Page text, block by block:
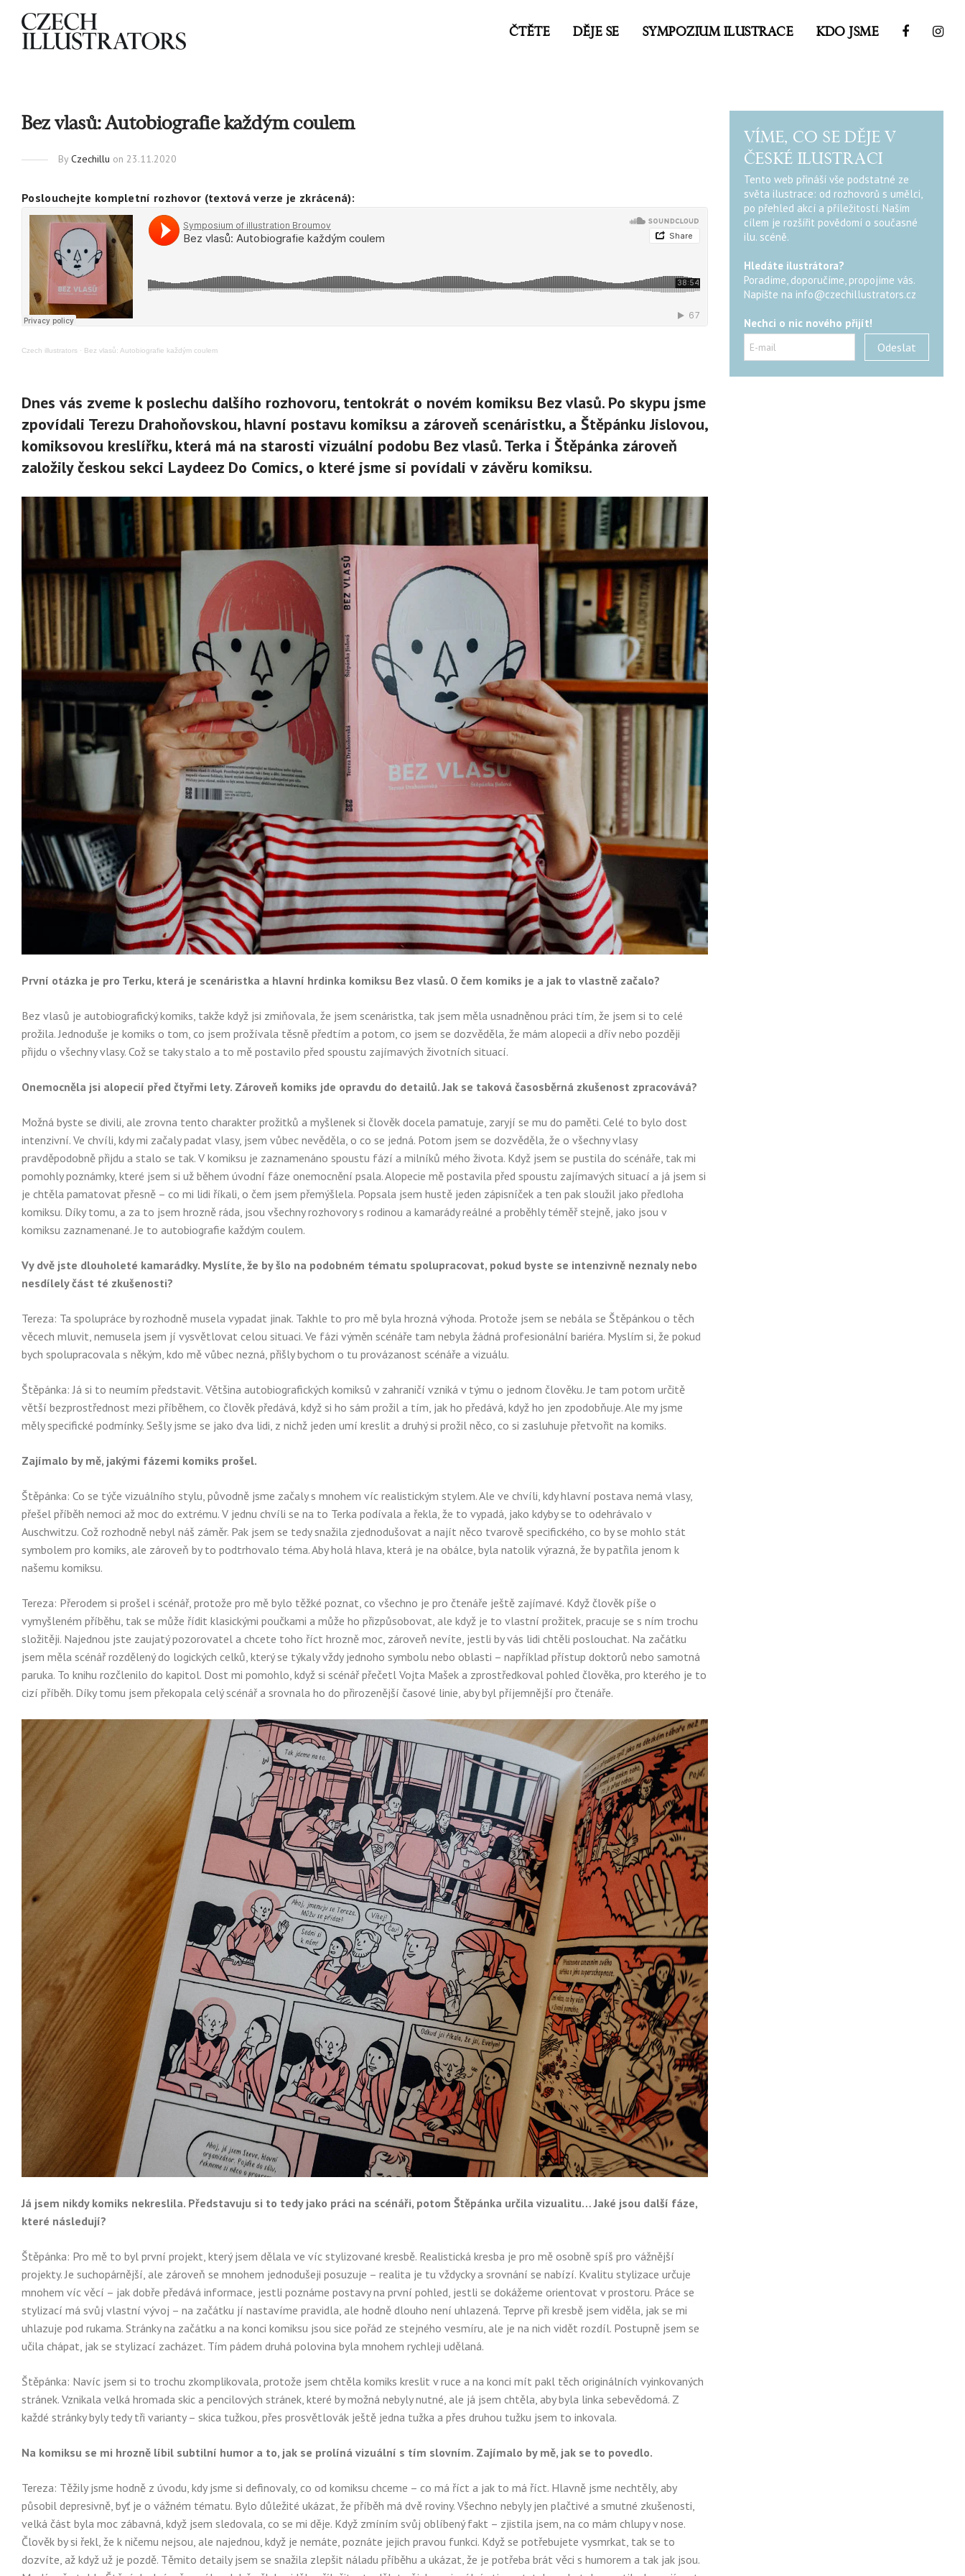
ČTĚTE DĚJE SE SYMPOZIUM ILUSTRACE KDO JSME
Bez vlasů: Autobiografie každým coulem
By Czechillu on 23.11.2020
Poslouchejte kompletní rozhovor (textová verze je zkrácená):
Czech illustrators · Bez vlasů: Autobiografie každým coulem
Dnes vás zveme k poslechu dalšího rozhovoru, tentokrát o novém komiksu Bez vlasů. Po skypu jsme
zpovídali Terezu Drahoňovskou, hlavní postavu komiksu a zároveň scenáristku, a Štěpánku Jislovou,
komiksovou kreslířku, která má na starosti vizuální podobu Bez vlasů. Terka i Štěpánka zároveň
založily českou sekci Laydeez Do Comics, o které jsme si povídali v závěru komiksu.
První otázka je pro Terku, která je scenáristka a hlavní hrdinka komiksu Bez vlasů. O čem komiks je a jak to vlastně začalo?
Bez vlasů je autobiografický komiks, takže když jsi zmiňovala, že jsem scenáristka, tak jsem měla usnadněnou práci tím, že jsem si to celé
prožila. Jednoduše je komiks o tom, co jsem prožívala těsně předtím a potom, co jsem se dozvěděla, že mám alopecii a dřív nebo později
přijdu o všechny vlasy. Což se taky stalo a to mě postavilo před spoustu zajímavých životních situací.
Onemocněla jsi alopecií před čtyřmi lety. Zároveň komiks jde opravdu do detailů. Jak se taková časosběrná zkušenost zpracovává?
Možná byste se divili, ale zrovna tento charakter prožitků a myšlenek si člověk docela pamatuje, zaryjí se mu do paměti. Celé to bylo dost
intenzivní. Ve chvíli, kdy mi začaly padat vlasy, jsem vůbec nevěděla, o co se jedná. Potom jsem se dozvěděla, že o všechny vlasy
pravděpodobně přijdu a stalo se tak. V komiksu je zaznamenáno spoustu fází a milníků mého života. Když jsem se pustila do scénáře, tak mi
pomohly poznámky, které jsem si už během úvodní fáze onemocnění psala. Alopecie mě postavila před spoustu zajímavých situací a já jsem si
je chtěla pamatovat přesně – co mi lidi říkali, o čem jsem přemýšlela. Popsala jsem hustě jeden zápisníček a ten pak sloužil jako předloha
komiksu. Díky tomu, a za to jsem hrozně ráda, jsou všechny rozhovory s rodinou a kamarády reálné a proběhly téměř stejně, jako jsou v
komiksu zaznamenané. Je to autobiografie každým coulem.
Vy dvě jste dlouholeté kamarádky. Myslíte, že by šlo na podobném tématu spolupracovat, pokud byste se intenzivně neznaly nebo
nesdílely část té zkušenosti?
Tereza: Ta spolupráce by rozhodně musela vypadat jinak. Takhle to pro mě byla hrozná výhoda. Protože jsem se nebála se Štěpánkou o těch
věcech mluvit, nemusela jsem jí vysvětlovat celou situaci. Ve fázi výměn scénáře tam nebyla žádná profesionální bariéra. Myslím si, že pokud
bych spolupracovala s někým, kdo mě vůbec nezná, přišly bychom o tu provázanost scénáře a vizuálu.
Štěpánka: Já si to neumím představit. Většina autobiografických komiksů v zahraničí vzniká v týmu o jednom člověku. Je tam potom určitě
větší bezprostřednost mezi příběhem, co člověk předává, když si ho sám prožil a tím, jak ho předává, když ho jen zpodobňuje. Ale my jsme
měly specifické podmínky. Sešly jsme se jako dva lidi, z nichž jeden umí kreslit a druhý si prožil něco, co si zasluhuje přetvořit na komiks.
Zajímalo by mě, jakými fázemi komiks prošel.
Štěpánka: Co se týče vizuálního stylu, původně jsme začaly s mnohem víc realistickým stylem. Ale ve chvíli, kdy hlavní postava nemá vlasy,
přešel příběh nemoci až moc do extrému. V jednu chvíli se na to Terka podívala a řekla, že to vypadá, jako kdyby se to odehrávalo v
Auschwitzu. Což rozhodně nebyl náš záměr. Pak jsem se tedy snažila zjednodušovat a najít něco tvarově specifického, co by se mohlo stát
symbolem pro komiks, ale zároveň by to podtrhovalo téma. Aby holá hlava, která je na obálce, byla natolik výrazná, že by patřila jenom k
našemu komiksu.
Tereza: Přerodem si prošel i scénář, protože pro mě bylo těžké poznat, co všechno je pro čtenáře ještě zajímavé. Když člověk píše o
vymyšleném příběhu, tak se může řídit klasickými poučkami a může ho přizpůsobovat, ale když je to vlastní prožitek, pracuje se s ním trochu
složitěji. Najednou jste zaujatý pozorovatel a chcete toho říct hrozně moc, zároveň nevíte, jestli by vás lidi chtěli poslouchat. Na začátku
jsem měla scénář rozdělený do logických celků, který se týkaly vždy jednoho symbolu nebo oblasti – například přístup doktorů nebo samotná
paruka. To knihu rozčlenilo do kapitol. Dost mi pomohlo, když si scénář přečetl Vojta Mašek a zprostředkoval pohled člověka, pro kterého je to
cizí příběh. Díky tomu jsem překopala celý scénář a srovnala ho do přirozenější časové linie, aby byl příjemnější pro čtenáře.
Já jsem nikdy komiks nekreslila. Představuju si to tedy jako práci na scénáři, potom Štěpánka určila vizualitu… Jaké jsou další fáze,
které následují?
Štěpánka: Pro mě to byl první projekt, který jsem dělala ve víc stylizované kresbě. Realistická kresba je pro mě osobně spíš pro vážnější
projekty. Je suchopárnější, ale zároveň se mnohem jednodušeji posuzuje – realita je tu vždycky a srovnání se nabízí. Kvalitu stylizace určuje
mnohem víc věcí – jak dobře předává informace, jestli poznáme postavy na první pohled, jestli se dokážeme orientovat v prostoru. Práce se
stylizací má svůj vlastní vývoj – na začátku jí nastavíme pravidla, ale hodně dlouho není uhlazená. Teprve při kresbě jsem viděla, jak se mi
uhlazuje pod rukama. Stránky na začátku a na konci komiksu jsou sice pořád ze stejného vesmíru, ale je na nich vidět rozdíl. Postupně jsem se
učila chápat, jak se stylizací zacházet. Tím pádem druhá polovina byla mnohem rychleji udělaná.
Štěpánka: Navíc jsem si to trochu zkomplikovala, protože jsem chtěla komiks kreslit v ruce a na konci mít pakl těch originálních vyinkovaných
stránek. Vznikala velká hromada skic a pencilových stránek, které by možná nebyly nutné, ale já jsem chtěla, aby byla linka sebevědomá. Z
každé stránky byly tedy tři varianty – skica tužkou, přes prosvětlovák ještě jedna tužka a přes druhou tužku jsem to inkovala.
Na komiksu se mi hrozně líbil subtilní humor a to, jak se prolíná vizuální s tím slovním. Zajímalo by mě, jak se to povedlo.
Tereza: Těžily jsme hodně z úvodu, kdy jsme si definovaly, co od komiksu chceme – co má říct a jak to má říct. Hlavně jsme nechtěly, aby
působil depresivně, byť je o vážném tématu. Bylo důležité ukázat, že příběh má dvě roviny. Všechno nebyly jen plačtivé a smutné zkušenosti,
velká část byla moc zábavná, když jsem sledovala, co se mi děje. Když zmíním svůj oblíbený fakt – zjistila jsem, na co mám chlupy v nose.
Člověk by si řekl, že k ničemu nejsou, ale najednou, když je nemáte, poznáte jejich pravou funkci. Když se potřebujete vysmrkat, tak se to
dozvíte, až když už je pozdě. Těmito detaily jsem se snažila zlepšit náladu příběhu a ukázat, že je potřeba brát věci s humorem a tak jak jsou.
VÍME, CO SE DĚJE V
ČESKÉ ILUSTRACI
Tento web přináší vše podstatné ze
světa ilustrace: od rozhovorů s umělci,
po přehled akcí a příležitostí. Naším
cílem je rozšířit povědomí o současné
ilu. scéně.
Hledáte ilustrátora?
Poradíme, doporučíme, propojíme vás.
Napište na info@czechillustrators.cz
Nechci o nic nového přijít!